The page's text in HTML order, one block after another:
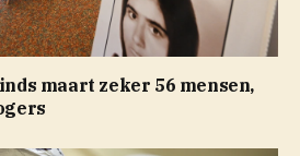
maart zeker 56 mensen,